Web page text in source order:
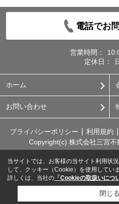
電話でお
営業時間：
定休日：
ホーム
お問い合わせ
プライバシーポリシー 利用規約
Copyright(c) 株式会社三宮
当サイトでは、お客様の当サイト利用状
して、クッキー（Cookie）を使用していま
詳しくは、当社の 「Cookieの取扱いにつ
閉じる